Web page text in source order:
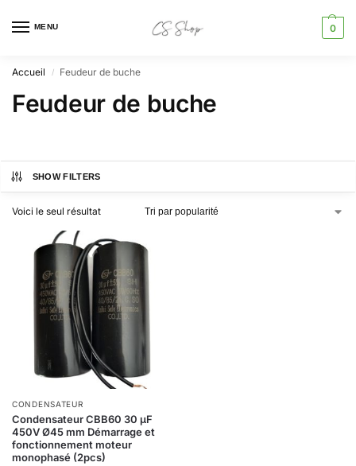
MENU 0
Accueil / Feudeur de buche
Feudeur de buche
SHOW FILTERS
Voici le seul résultat
CONDENSATEUR
Condensateur CBB60 30 µF
450V Ø45 mm Démarrage et
fonctionnement moteur
monophasé (2pcs)